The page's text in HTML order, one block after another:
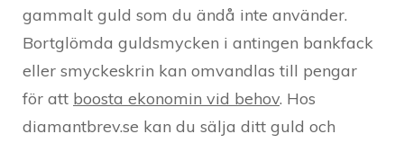
gammalt guld som du ändå inte använder.
Bortglömda guldsmycken i antingen bankfack
eller smyckeskrin kan omvandlas till pengar
för att boosta ekonomin vid behov. Hos
diamantbrev.se kan du sälja ditt guld och